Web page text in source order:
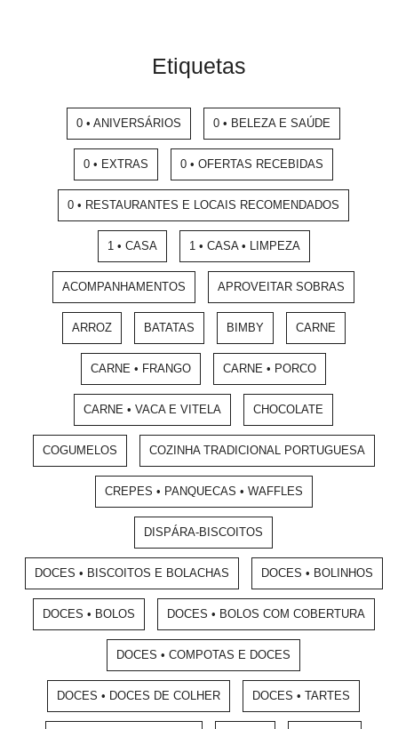
Etiquetas
0 • ANIVERSÁRIOS 0 • BELEZA E SAÚDE
0 • EXTRAS 0 • OFERTAS RECEBIDAS
0 • RESTAURANTES E LOCAIS RECOMENDADOS
1 • CASA 1 • CASA • LIMPEZA
ACOMPANHAMENTOS APROVEITAR SOBRAS
ARROZ BATATAS BIMBY CARNE
CARNE • FRANGO CARNE • PORCO
CARNE • VACA E VITELA CHOCOLATE
COGUMELOS COZINHA TRADICIONAL PORTUGUESA
CREPES • PANQUECAS • WAFFLES
DISPÁRA-BISCOITOS
DOCES • BISCOITOS E BOLACHAS DOCES • BOLINHOS
DOCES • BOLOS DOCES • BOLOS COM COBERTURA
DOCES • COMPOTAS E DOCES
DOCES • DOCES DE COLHER DOCES • TARTES